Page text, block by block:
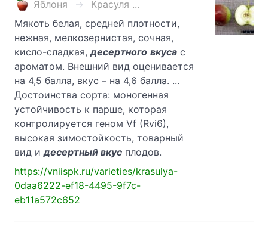
Яблоня
Красуля ...
Мякоть белая, средней плотности,
нежная, мелкозернистая, сочная,
кисло-сладкая,десертного вкуса с
ароматом. Внешний вид оценивается
на 4,5 балла, вкус – на 4,6 балла. ...
Достоинства сорта: моногенная
устойчивость к парше, которая
контролируется геном Vf (Rvi6),
высокая зимостойкость, товарный
вид идесертный вкус плодов.
https://vniispk.ru/varieties/krasulya-
0daa6222-ef18-4495-9f7c-
eb11a572c652